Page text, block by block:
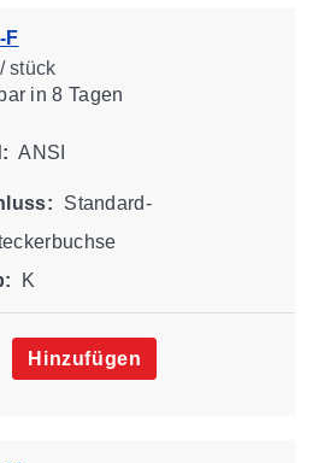
F
stück
in 8 Tagen
ANSI
Standard-
K
Hinzufügen